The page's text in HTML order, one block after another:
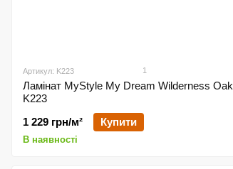
Артикул: K223 1
Ламінат MyStyle My Dream Wilderness Oak
K223
1 229 грн/м²
Купити
В наявності